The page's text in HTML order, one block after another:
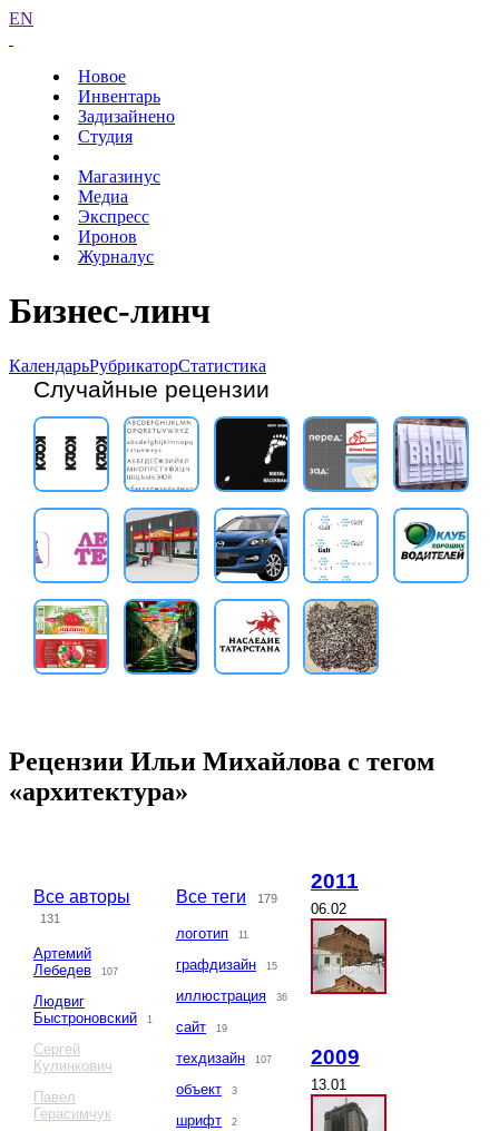
EN
Новое
Инвентарь
Задизайнено
Студия
Магазинус
Медиа
Экспресс
Иронов
Журналус
Бизнес-линч
КалендарьРубрикаторСтатистика
Случайные рецензии
Рецензии Ильи Михайлова с тегом
«архитектура»
Все авторы
131
Артемий
Лебедев
107
Людвиг
Быстроновский
1
Сергей
Кулинкович
Павел
Герасимчук
Все теги 179
логотип 11
графдизайн 15
иллюстрация 36
сайт 19
техдизайн 107
объект 3
шрифт 2
2011
06.02
2009
13.01